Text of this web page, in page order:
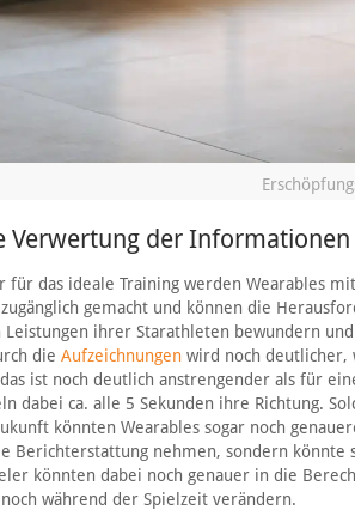
Verwertung der Informationen
für das ideale Training werden Wearables
gemacht und können die
Leistungen ihrer Starathleten bewundern
die Aufzeichnungenwird noch deutlicher,
ist noch deutlich anstrengender als für
dabei ca. alle 5 Sekunden ihre Richtung.
könnten Wearables sogar noch
Berichterstattung nehmen, sondern könnte
könnten dabei noch genauer in die
während der Spielzeit verändern.